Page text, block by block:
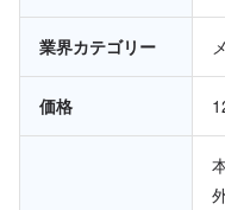
業界カテゴリー
価格